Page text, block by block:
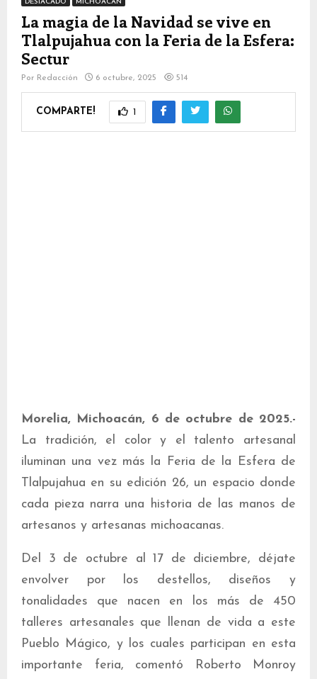
La magia de la Navidad se vive en
Tlalpujahua con la Feria de la Esfera:
Sectur
Por Redacción 6 octubre, 2025 514
COMPARTE! 1
Morelia, Michoacán, 6 de octubre de 2025.-
La tradición, el color y el talento artesanal
iluminan una vez más la Feria de la Esfera de
Tlalpujahua en su edición 26, un espacio donde
cada pieza narra una historia de las manos de
artesanos y artesanas michoacanas.
Del 3 de octubre al 17 de diciembre, déjate
envolver por los destellos, diseños y
tonalidades que nacen en los más de 450
talleres artesanales que llenan de vida a este
Pueblo Mágico, y los cuales participan en esta
importante feria, comentó Roberto Monroy